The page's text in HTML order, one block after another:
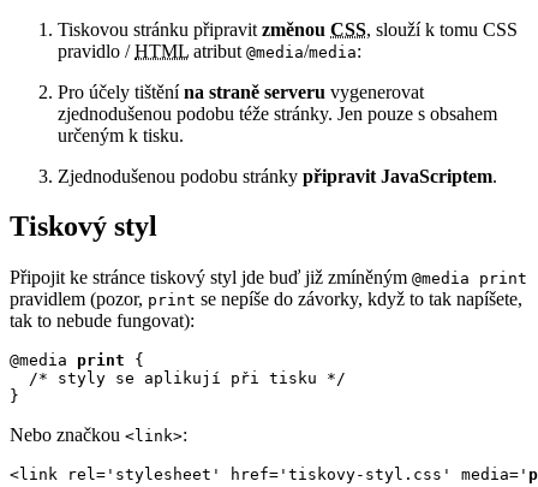
Tiskovou stránku připravit změnou CSS, slouží k tomu CSS
pravidlo /HTML atribut @media/media:
Pro účely tištěnína straně serveru vygenerovat
zjednodušenou podobu téže stránky. Jen pouze s obsahem
určeným k tisku.
Zjednodušenou podobu stránky připravit JavaScriptem.
Tiskový styl
Připojit ke stránce tiskový styl jde buď již zmíněným @media print
pravidlem (pozor, print se nepíše do závorky, když to tak napíšete,
tak to nebude fungovat):
@media print {
  /* styly se aplikují při tisku */
}
Nebo značkou <link>:
<link rel='stylesheet' href='tiskovy-styl.css' media='